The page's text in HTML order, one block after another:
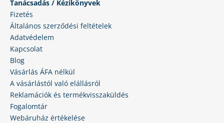
Tanácsadás / Kézikönyvek
Fizetés
Általános szerződési feltételek
Adatvédelem
Kapcsolat
Blog
Vásárlás ÁFA nélkül
A vásárlástól való elállásról
Reklamációk és termékvisszaküldés
Fogalomtár
Webáruház értékelése